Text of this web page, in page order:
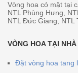
Vòng hoa có mặt tại
NTL Phùng Hưng,
NTL Đức Giang, NTL
VÒNG HOA TẠI
Đặt vòng hoa tang